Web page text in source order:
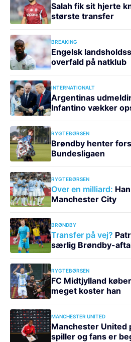
Salah fik sit hjerte
største transfer
BREAKING
Engelsk
overfald på natklub
INTERNATIONALT
Argentinas
Infantino vækker
RYGTEBØRSEN
Brøndby henter
Bundesligaen
RYGTEBØRSEN
Over en milliard:
Manchester City
BRØNDBY
Transfer på vej?
særlig Brøndby-
RYGTEBØRSEN
FC Midtjylland
meget koster han
MANCHESTER UNITED
Manchester
spiller og fans er